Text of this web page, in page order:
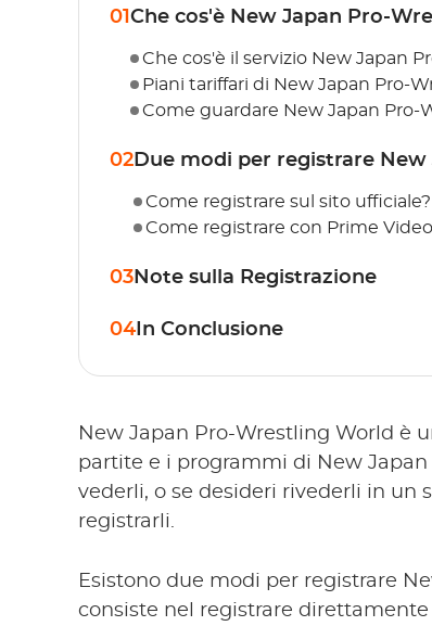
01 Che cos'è New Japan Pro-
Che cos'è il servizio New Japan
Piani tariffari di New Japan Pro-
Come guardare New Japan Pro-
02 Due modi per registrare
Come registrare sul sito ufficiale?
Come registrare con Prime
03 Note sulla Registrazione
04 In Conclusione
New Japan Pro-Wrestling World è
partite e i programmi di New
vederli, o se desideri rivederli in un
registrarli.
Esistono due modi per registrare
consiste nel registrare